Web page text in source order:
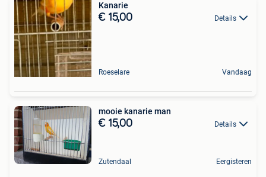
Kanarie
€ 15,00 Details
Roeselare Vandaag
mooie kanarie man
€ 15,00 Details
Zutendaal Eergisteren